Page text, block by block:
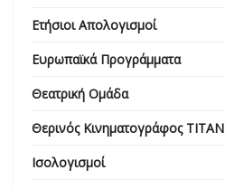
Ετήσιοι Απολογισμοί
Ευρωπαϊκά Προγράμματα
Θεατρική Ομάδα
Θερινός Κινηματογράφος ΤΙΤΑΝ
Ισολογισμοί